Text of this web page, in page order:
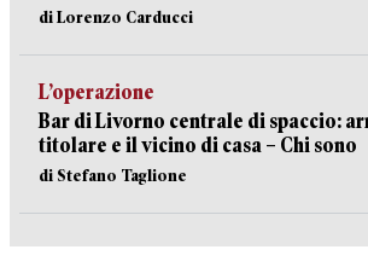
di Lorenzo Carducci
L’operazione
Bar di Livorno centrale di spaccio:
titolare e il vicino di casa – Chi sono
di Stefano Taglione